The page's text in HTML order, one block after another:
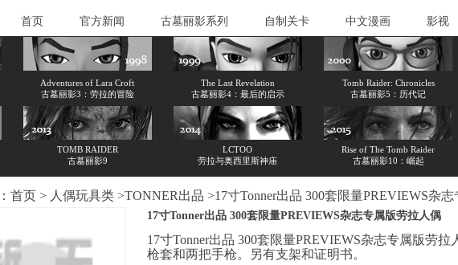
首页 官方新闻 古墓丽影系列 自制关卡 中文漫画 影视
Adventures of Lara Croft
古墓丽影3：劳拉的冒险
The Last Revelation
古墓丽影4：最后的启示
Tomb Raider: Chronicles
古墓丽影5：历代记
TOMB RAIDER
古墓丽影9
LCTOO
劳拉与奥西里斯神庙
Rise of The Tomb Raider
古墓丽影10：崛起
首页 > 人偶玩具类 >TONNER出品 >17寸Tonner出品 300套限量PREVIEWS杂
17寸Tonner出品 300套限量PREVIEWS杂志专属版劳拉人偶
17寸Tonner出品 300套限量PREVIEWS杂志专属版劳
枪套和两把手枪。另有支架和证明书。